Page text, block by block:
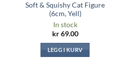
Soft & Squishy Cat Figure
(6cm, Yell)
In stock
kr69.00
LEGG I KURV